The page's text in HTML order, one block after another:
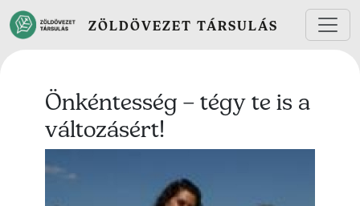
Ugrás a tartalomra
ZÖLDÖVEZET TÁRSULÁS
Önkéntesség – tégy te is a
változásért!